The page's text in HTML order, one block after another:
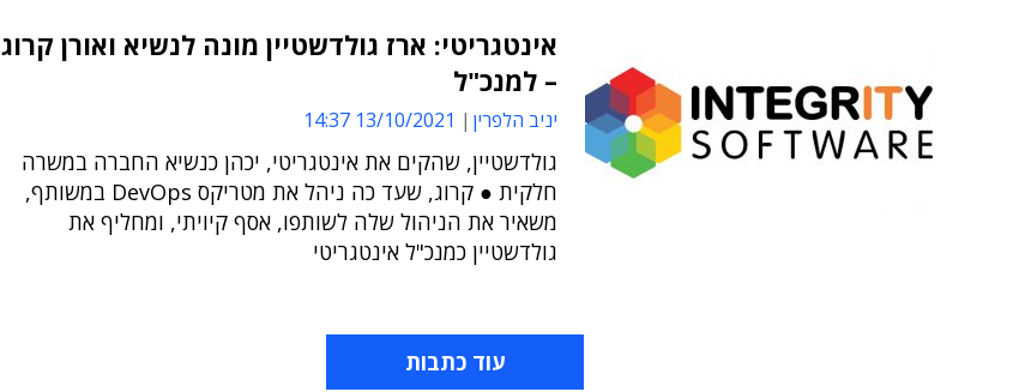
אינטגריטי: ארז גולדשטיין מונה לנשיא ואורן קרוג
– למנכ"ל
יניב הלפרין 13/10/2021 14:37
גולדשטיין, שהקים את אינטגריטי, יכהן כנשיא החברה במשרה
חלקית ● קרוג, שעד כה ניהל את מטריקס DevOps במשותף,
משאיר את הניהול שלה לשותפו, אסף קיויתי, ומחליף את
גולדשטיין כמנכ"ל אינטגריטי
עוד כתבות